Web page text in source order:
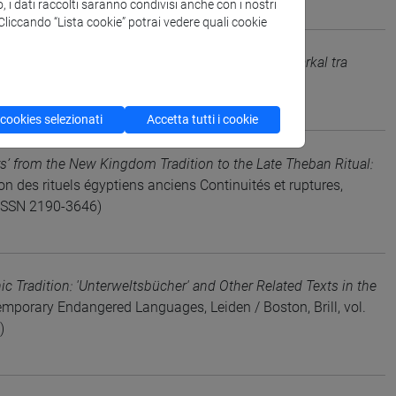
Archeologica Italiana in Sudan – Jebel Barkal tra
2, 2024, Anno XV, pp. 57-63 (ISSN 2039-0076)
5060901
from the New Kingdom Tradition to the Late Theban Ritual:
des rituels égyptiens anciens Continuités et ruptures,
2190-3646)
Tradition: 'Unterweltsbücher' and Other Related Texts in the
Endangered Languages, Leiden / Boston, Brill, vol.
i dati raccolti saranno condivisi anche con i nostri
“Lista cookie” potrai vedere quali cookie
selezionati Accetta tutti i cookie